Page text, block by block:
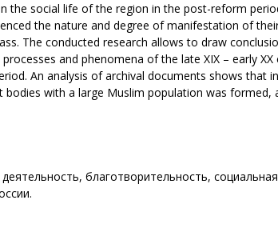
the social life of the region in the post-reform
the nature and degree of manifestation of
The conducted research allows to draw
and phenomena of the late XIX – early
An analysis of archival documents shows that
with a large Muslim population was
благотворительность,